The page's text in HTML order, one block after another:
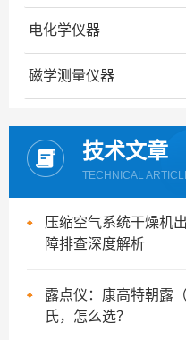
电化学仪器
磁学测量仪器
技术文章
TECHNICAL
压缩空气系统干燥机
障排查深度解析
露点仪：康高特朝露
氏，怎么选？